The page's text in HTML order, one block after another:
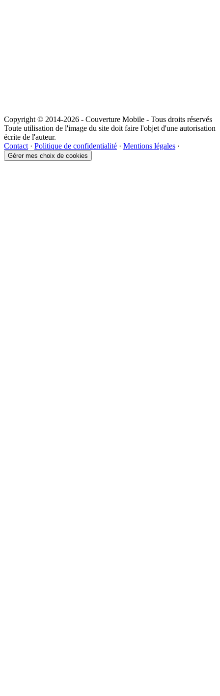
Copyright © 2014-2026 - Couverture Mobile - Tous droits réservés
Toute utilisation de l'image du site doit faire l'objet d'une autorisation
écrite de l'auteur.
Contact · Politique de confidentialité · Mentions légales ·
Gérer mes choix de cookies